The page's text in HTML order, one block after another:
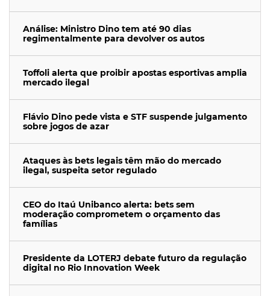
Análise: Ministro Dino tem até 90 dias
regimentalmente para devolver os autos
Toffoli alerta que proibir apostas esportivas amplia
mercado ilegal
Flávio Dino pede vista e STF suspende julgamento
sobre jogos de azar
Ataques às bets legais têm mão do mercado
ilegal, suspeita setor regulado
CEO do Itaú Unibanco alerta: bets sem
moderação comprometem o orçamento das
famílias
Presidente da LOTERJ debate futuro da regulação
digital no Rio Innovation Week